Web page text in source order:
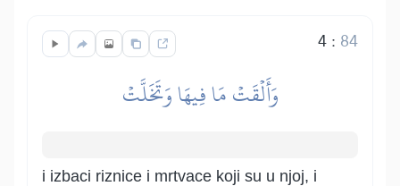
4: 84
وَأَلۡقَتۡ مَا فِيهَا وَتَخَلَّتۡ
i izbaci riznice i mrtvace koji su u njoj, i